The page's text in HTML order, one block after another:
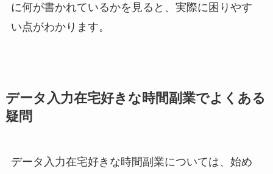
に何が書かれているかを見ると、実際に困りやす
い点がわかります。
データ入力在宅好きな時間副業でよくある
疑問
データ入力在宅好きな時間副業については、始め